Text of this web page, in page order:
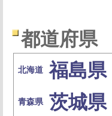
都道府県
北海道 福島県
青森県 茨城県